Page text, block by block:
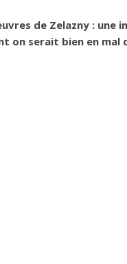
de Zelazny : une
on serait bien en mal